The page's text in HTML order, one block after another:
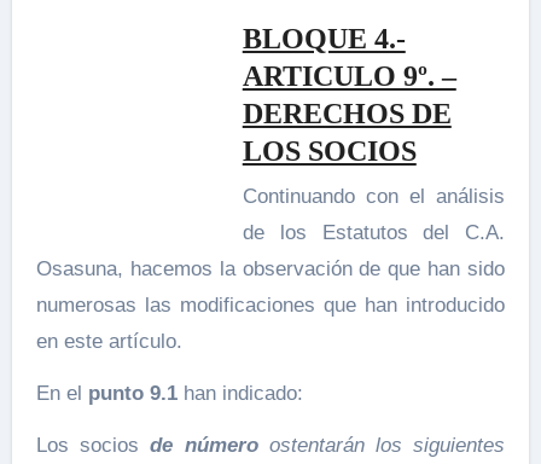
BLOQUE 4.-
ARTICULO 9º. –
DERECHOS DE
LOS SOCIOS
Continuando con el análisis
de los Estatutos del C.A.
Osasuna, hacemos la observación de que han sido
numerosas las modificaciones que han introducido
en este artículo.
En el punto 9.1han indicado:
Los sociosde número ostentarán los siguientes